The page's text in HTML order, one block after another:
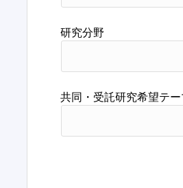
研究分野
共同・受託研究希望テー